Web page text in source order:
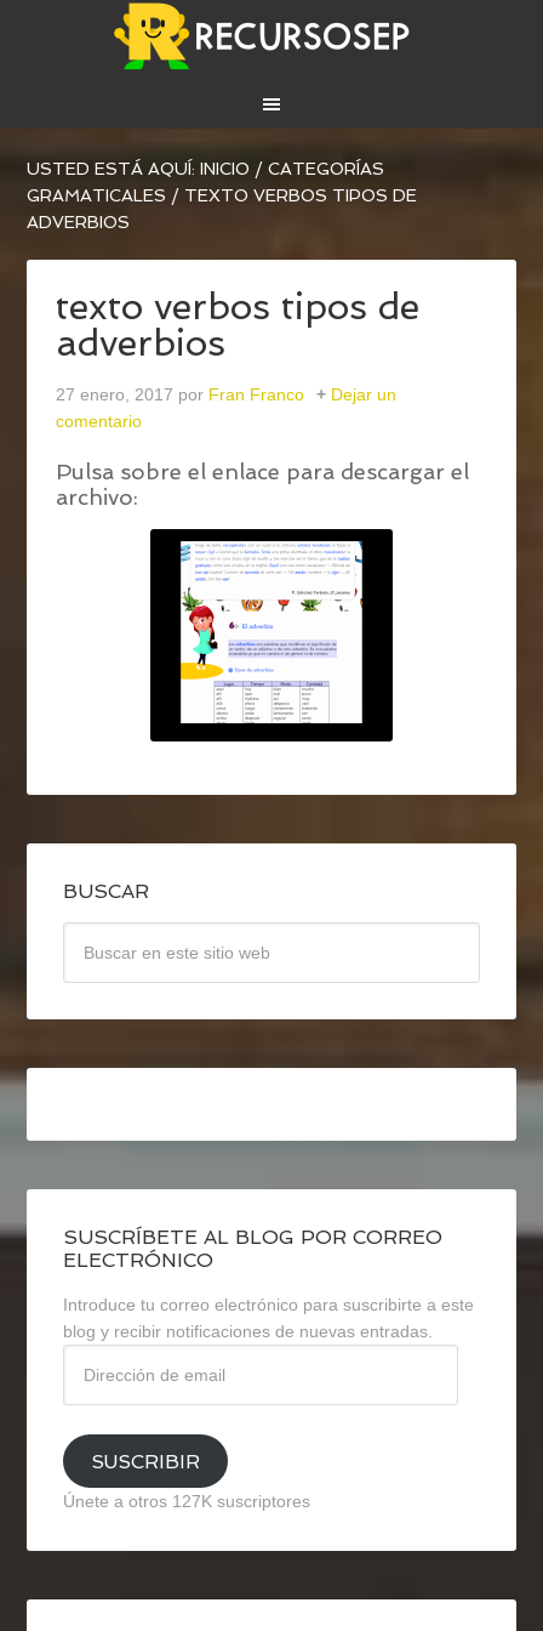
USTED ESTÁ AQUÍ:INICIO / CATEGORÍAS
GRAMATICALES / TEXTO VERBOS TIPOS DE
ADVERBIOS
texto verbos tipos de
adverbios
27 enero, 2017 por Fran Franco
Dejar un
comentario
Pulsa sobre el enlace para descargar el
archivo:
BUSCAR
SUSCRÍBETE AL BLOG POR CORREO
ELECTRÓNICO
Introduce tu correo electrónico para suscribirte a este
blog y recibir notificaciones de nuevas entradas.
email
SUSCRIBIR
Únete a otros 127K suscriptores